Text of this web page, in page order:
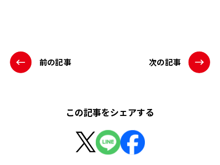
前の記事 次の記事
この記事をシェアする